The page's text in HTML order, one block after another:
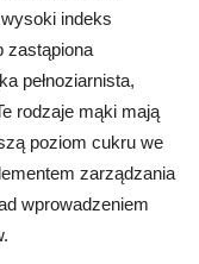
indeks
zastąpiona
pełnoziarnista,
rodzaje mąki mają
poziom cukru we
zarządzania
wprowadzeniem